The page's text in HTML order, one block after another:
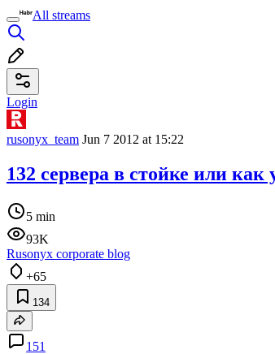
All streams
Login
rusonyx_team Jun 7 2012 at 15:22
132 сервера в стойке или
5 min
93K
Rusonyx corporate blog
+65
134
151